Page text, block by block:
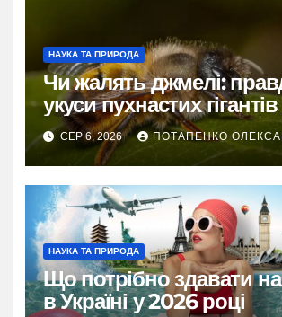
НАУКА ТА ПРИРОДА
Чи жалять джмелі:
укуси пухнастих гігантів
СЕР 6, 2026 ПОТАПЕНКО
НАУКА ТА ПРИРОДА
Що потрібно здавати
в Україні у 2026 році